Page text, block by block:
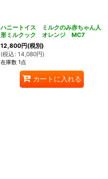
ハニートイス ミルクのみ赤ちゃん人
形ミルクック オレンジ MC7
12,800円(税別)
(税込 : 14,080円)
在庫数 1点
カートに入れる